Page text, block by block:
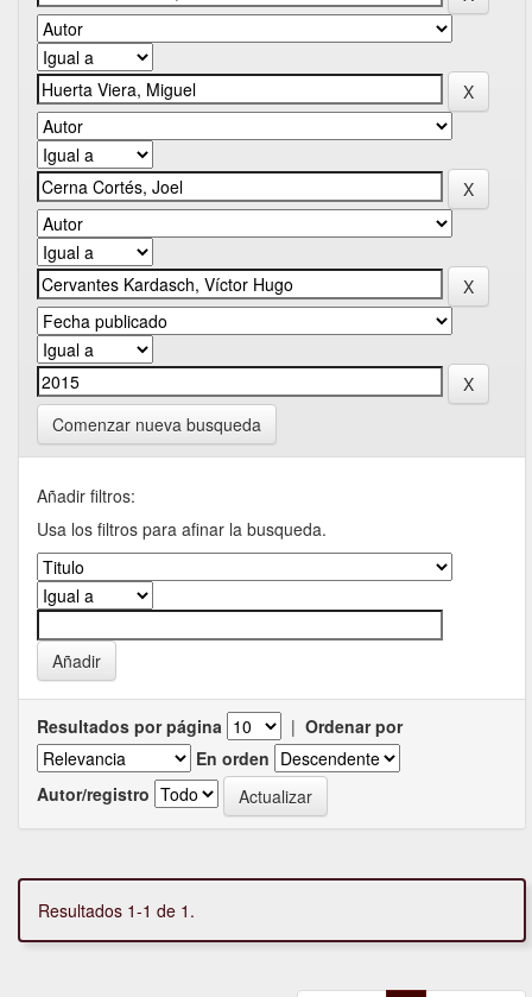
Comenzar nueva busqueda
Añadir filtros:
Usa los filtros para afinar la busqueda.
Resultados por página | Ordenar por
En orden
Autor/registro
Resultados 1-1 de 1.